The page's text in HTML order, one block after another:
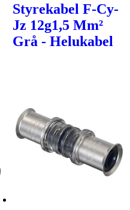
Styrekabel F-Cy-
Jz 12g1,5 Mm²
Grå - Helukabel